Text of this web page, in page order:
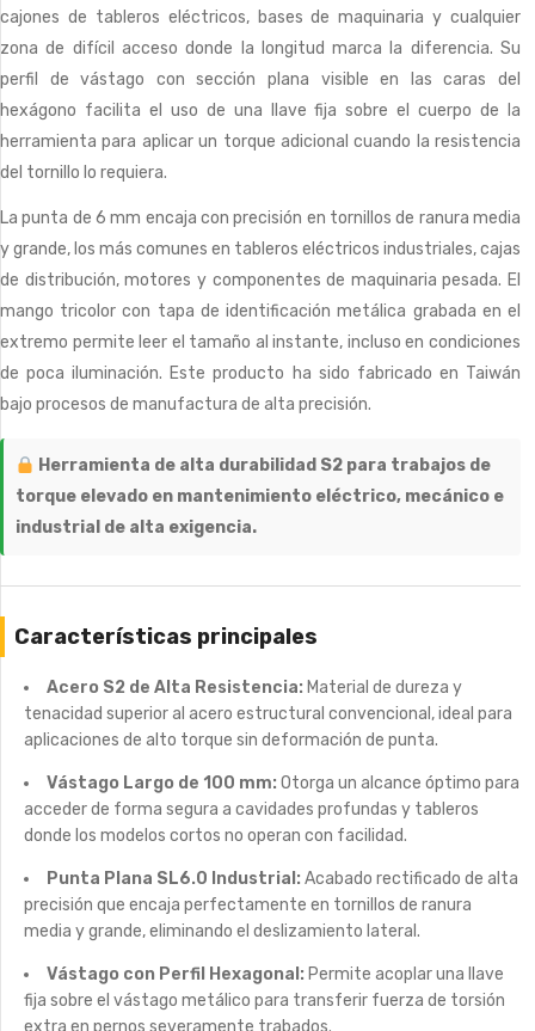
cajones de tableros eléctricos, bases de maquinaria y cualquier
zona de difícil acceso donde la longitud marca la diferencia. Su
perfil de vástago con sección plana visible en las caras del
hexágono facilita el uso de una llave fija sobre el cuerpo de la
herramienta para aplicar un torque adicional cuando la resistencia
del tornillo lo requiera.
La punta de 6 mm encaja con precisión en tornillos de ranura media
y grande, los más comunes en tableros eléctricos industriales, cajas
de distribución, motores y componentes de maquinaria pesada. El
mango tricolor con tapa de identificación metálica grabada en el
extremo permite leer el tamaño al instante, incluso en condiciones
de poca iluminación. Este producto ha sido fabricado en Taiwán
bajo procesos de manufactura de alta precisión.
Herramienta de alta durabilidad S2 para trabajos de
torque elevado en mantenimiento eléctrico, mecánico e
industrial de alta exigencia.
Características principales
Acero S2 de Alta Resistencia: Material de dureza y
tenacidad superior al acero estructural convencional, ideal para
aplicaciones de alto torque sin deformación de punta.
Vástago Largo de 100 mm: Otorga un alcance óptimo para
acceder de forma segura a cavidades profundas y tableros
donde los modelos cortos no operan con facilidad.
Punta Plana SL6.0 Industrial: Acabado rectificado de alta
precisión que encaja perfectamente en tornillos de ranura
media y grande, eliminando el deslizamiento lateral.
Vástago con Perfil Hexagonal: Permite acoplar una llave
fija sobre el vástago metálico para transferir fuerza de torsión